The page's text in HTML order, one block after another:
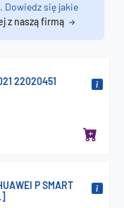
Dowiedz się jakie
z naszą firmą
22020451
P SMART